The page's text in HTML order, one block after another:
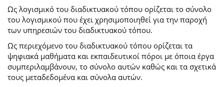
Ως λογισμικό του διαδικτυακού τόπου ορίζεται το σύνολο
του λογισμικού που έχει χρησιμοποιηθεί για την παροχή
των υπηρεσιών του διαδικτυακού τόπου.
Ως περιεχόμενο του διαδικτυακού τόπου ορίζεται τα
ψηφιακά μαθήματα και εκπαιδευτικοί πόροι με όποια έργα
συμπεριλαμβάνουν, το σύνολο αυτών καθώς και τα σχετικά
τους μεταδεδομένα και σύνολα αυτών.